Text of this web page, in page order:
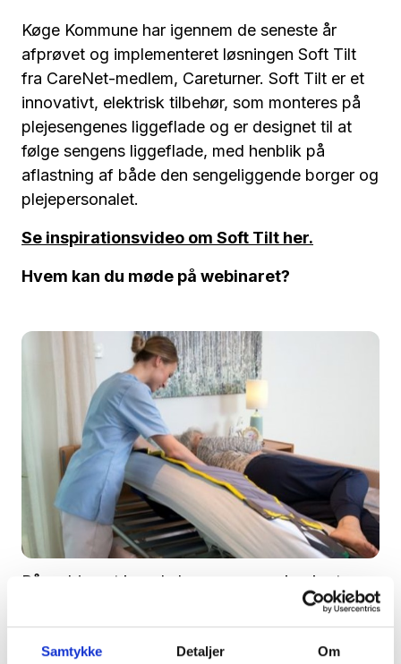
Samtykke Detaljer Om
Køge Kommune har igennem de seneste år
afprøvet og implementeret løsningen Soft Tilt
fra CareNet-medlem, Careturner. Soft Tilt er et
innovativt, elektrisk tilbehør, som monteres på
plejesengenes liggeflade og er designet til at
følge sengens liggeflade, med henblik på
aflastning af både den sengeliggende borger og
plejepersonalet.
Se inspirationsvideo om Soft Tilt her.
Hvem kan du møde på webinaret?
På webinaret kan du høre mere om konkrete
hands-on erfaringer med implementering af
løsningen fra Køge Kommune med afsæt i fem
faglige nedslagspunkter. Samtidig ser vi